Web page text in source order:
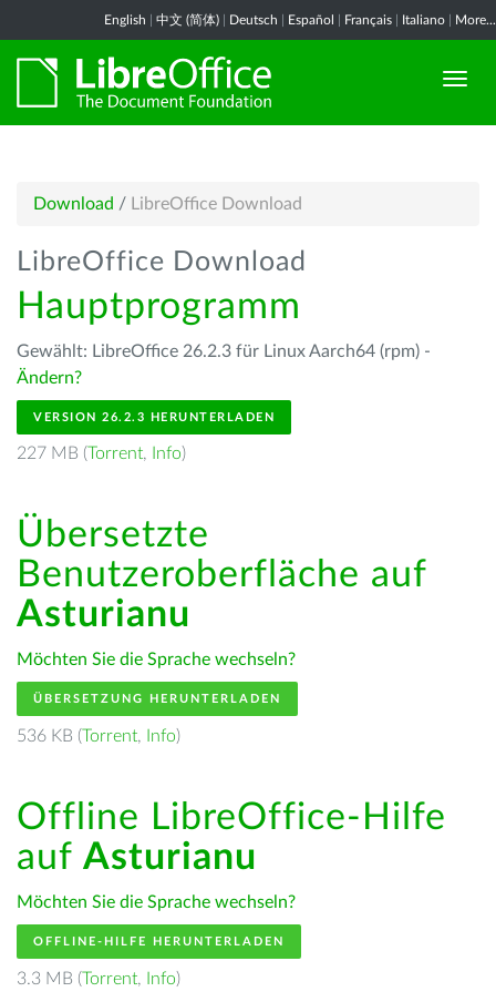
English 中文 (简体) Deutsch Español Français Italiano More...
Download / LibreOffice Download
LibreOffice Download
Hauptprogramm
Gewählt: LibreOffice 26.2.3 für Linux Aarch64 (rpm) -
Ändern?
VERSION 26.2.3 HERUNTERLADEN
227 MB (Torrent, Info)
Übersetzte
Benutzeroberfläche auf
Asturianu
Möchten Sie die Sprache wechseln?
ÜBERSETZUNG HERUNTERLADEN
536 KB (Torrent, Info)
Offline LibreOffice-Hilfe
auf Asturianu
Möchten Sie die Sprache wechseln?
OFFLINE-HILFE HERUNTERLADEN
3.3 MB (Torrent, Info)